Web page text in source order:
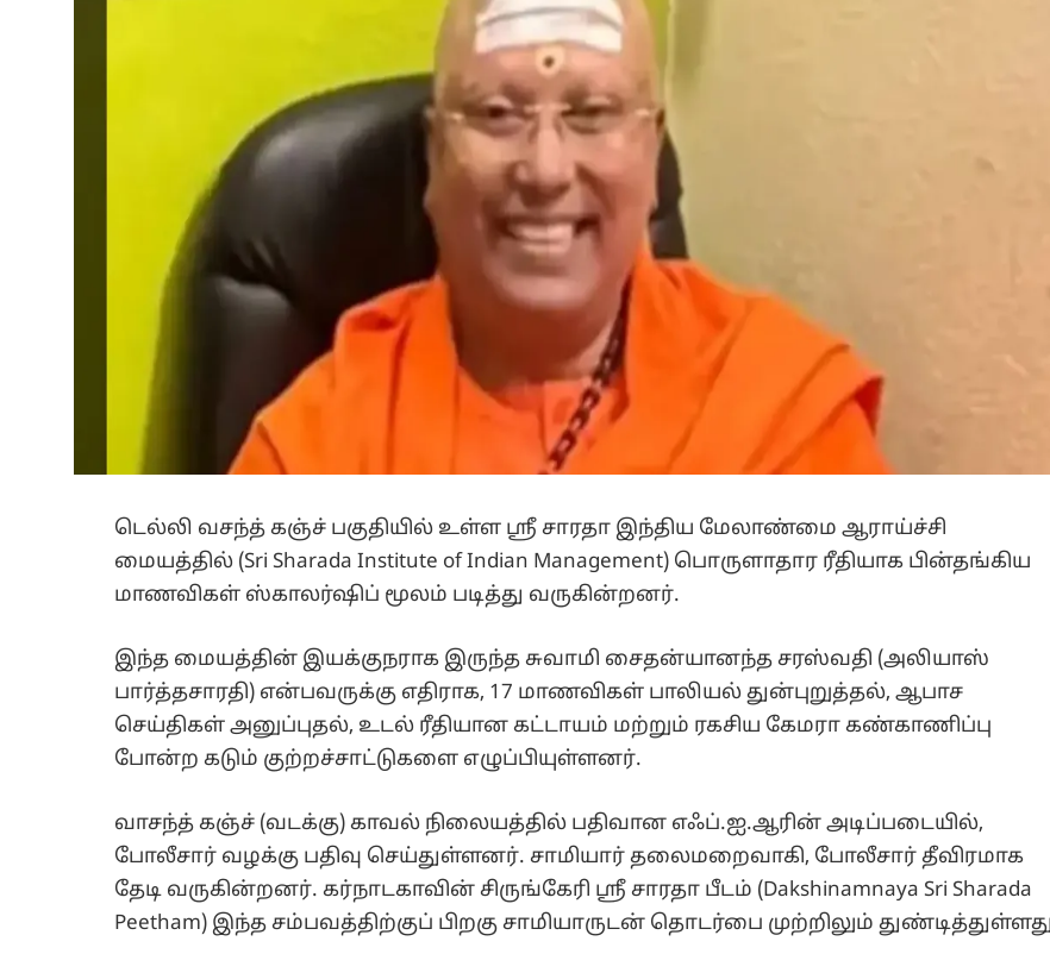
டெல்லி வசந்த் கஞ்ச் பகுதியில் உள்ள ஸ்ரீ சாரதா இந்திய மேலாண்மை ஆராய்ச்சி
மையத்தில் (Sri Sharada Institute of Indian Management) பொருளாதார ரீதியாக பின்தங்கிய
மாணவிகள் ஸ்காலர்ஷிப் மூலம் படித்து வருகின்றனர்.
இந்த மையத்தின் இயக்குநராக இருந்த சுவாமி சைதன்யானந்த சரஸ்வதி (அலியாஸ்
பார்த்தசாரதி) என்பவருக்கு எதிராக, 17 மாணவிகள் பாலியல் துன்புறுத்தல், ஆபாச
செய்திகள் அனுப்புதல், உடல் ரீதியான கட்டாயம் மற்றும் ரகசிய கேமரா கண்காணிப்பு
போன்ற கடும் குற்றச்சாட்டுகளை எழுப்பியுள்ளனர்.
வாசந்த் கஞ்ச் (வடக்கு) காவல் நிலையத்தில் பதிவான எஃப்.ஐ.ஆரின் அடிப்படையில்,
போலீசார் வழக்கு பதிவு செய்துள்ளனர். சாமியார் தலைமறைவாகி, போலீசார் தீவிரமாக
தேடி வருகின்றனர். கர்நாடகாவின் சிருங்கேரி ஸ்ரீ சாரதா பீடம் (Dakshinamnaya Sri Sharada
Peetham) இந்த சம்பவத்திற்குப் பிறகு சாமியாருடன் தொடர்பை முற்றிலும்